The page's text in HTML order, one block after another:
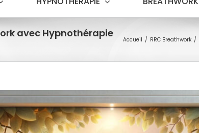
avec Hypnothérapie
Accueil RRC Breathwork